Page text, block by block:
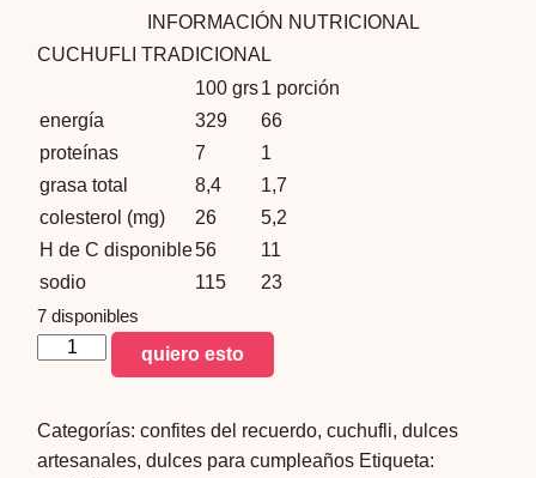
INFORMACIÓN NUTRICIONAL
CUCHUFLI TRADICIONAL
100 grs1 porción
energía
329
66
proteínas
7
1
grasa total
8,4
1,7
colesterol (mg)
26
5,2
H de C disponible56
11
sodio
115 23
7 disponibles
cuchufli
tradicional
unidades
cantidad
quiero esto
Categorías:confites del recuerdo,cuchufli,dulces
artesanales,dulces para cumpleaños Etiqueta: